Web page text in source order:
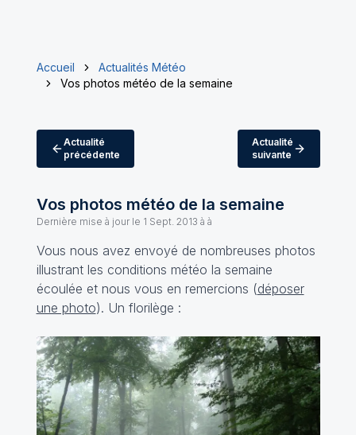
Accueil
Actualités Météo
Vos photos météo de la semaine
Actualité
précédente
Actualité
suivante
Vos photos météo de la semaine
Dernière mise à jour le 1 Sept. 2013 à à
Vous nous avez envoyé de nombreuses photos
illustrant les conditions météo la semaine
écoulée et nous vous en remercions (déposer
une photo). Un florilège :